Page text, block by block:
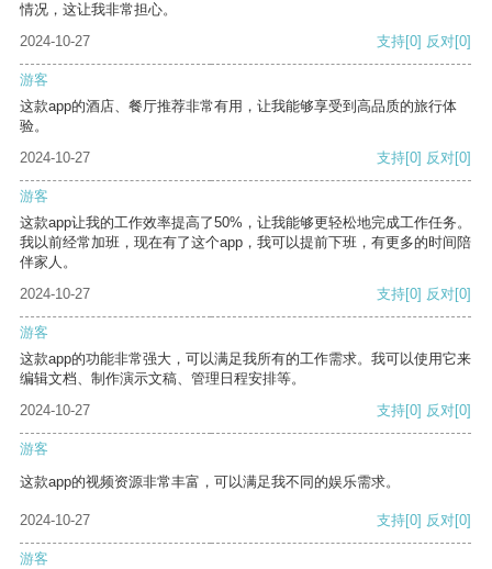
情况，这让我非常担心。
2024-10-27
支持[0] 反对[0]
游客
这款app的酒店、餐厅推荐非常有用，让我能够享受到高品质的旅行体
验。
2024-10-27
支持[0] 反对[0]
游客
这款app让我的工作效率提高了50%，让我能够更轻松地完成工作任务。
我以前经常加班，现在有了这个app，我可以提前下班，有更多的时间陪
伴家人。
2024-10-27
支持[0] 反对[0]
游客
这款app的功能非常强大，可以满足我所有的工作需求。我可以使用它来
编辑文档、制作演示文稿、管理日程安排等。
2024-10-27
支持[0] 反对[0]
游客
这款app的视频资源非常丰富，可以满足我不同的娱乐需求。
2024-10-27 支持[0] 反对[0]
游客